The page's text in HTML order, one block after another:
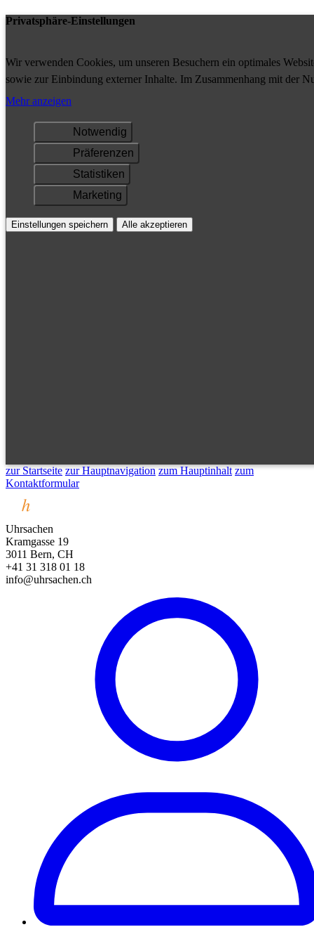
Privatsphäre-Einstellungen
Wir verwenden Cookies, um unseren Besuchern ein optimales
sowie zur Einbindung externer Inhalte. Im Zusammenhang mit der
Ihrem Gerät gespeichert und/oder abgerufen.
Mehr anzeigen
Notwendig
Präferenzen
Statistiken
Marketing
Einstellungen speichern Alle akzeptieren
zur Startseite zur Hauptnavigation zum Hauptinhalt zum
Kontaktformular
Uhrsachen
Kramgasse 19
3011 Bern, CH
+41 31 318 01 18
info@uhrsachen.ch